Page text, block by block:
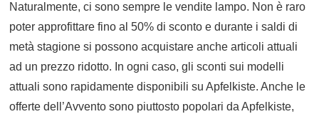
Naturalmente, ci sono sempre le vendite lampo. Non è raro
poter approfittare fino al 50% di sconto e durante i saldi di
metà stagione si possono acquistare anche articoli attuali
ad un prezzo ridotto. In ogni caso, gli sconti sui modelli
attuali sono rapidamente disponibili su Apfelkiste. Anche le
offerte dell’Avvento sono piuttosto popolari da Apfelkiste,